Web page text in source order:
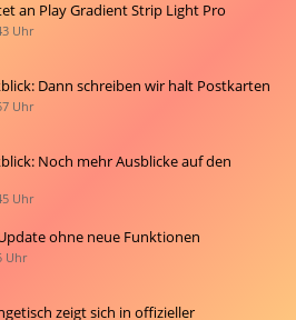
an Play Gradient Strip Light Pro
Uhr
Dann schreiben wir halt Postkarten
Uhr
Noch mehr Ausblicke auf den
Uhr
ohne neue Funktionen
Uhr
zeigt sich in offizieller